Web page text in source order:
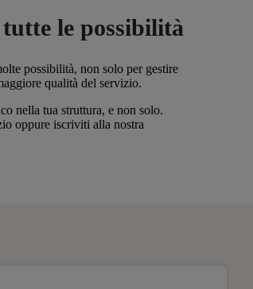
le possibilità
possibilità, non solo per gestire
qualità del servizio.
nella tua struttura, e non solo.
oppure iscriviti alla nostra